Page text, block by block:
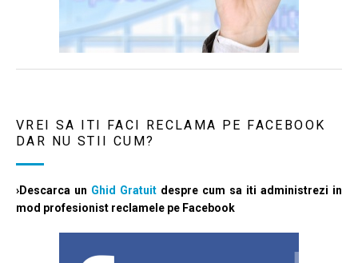
VREI SA ITI FACI RECLAMA PE FACEBOOK
DAR NU STII CUM?
›Descarca un Ghid Gratuit despre cum sa iti administrezi in
mod profesionist reclamele pe Facebook